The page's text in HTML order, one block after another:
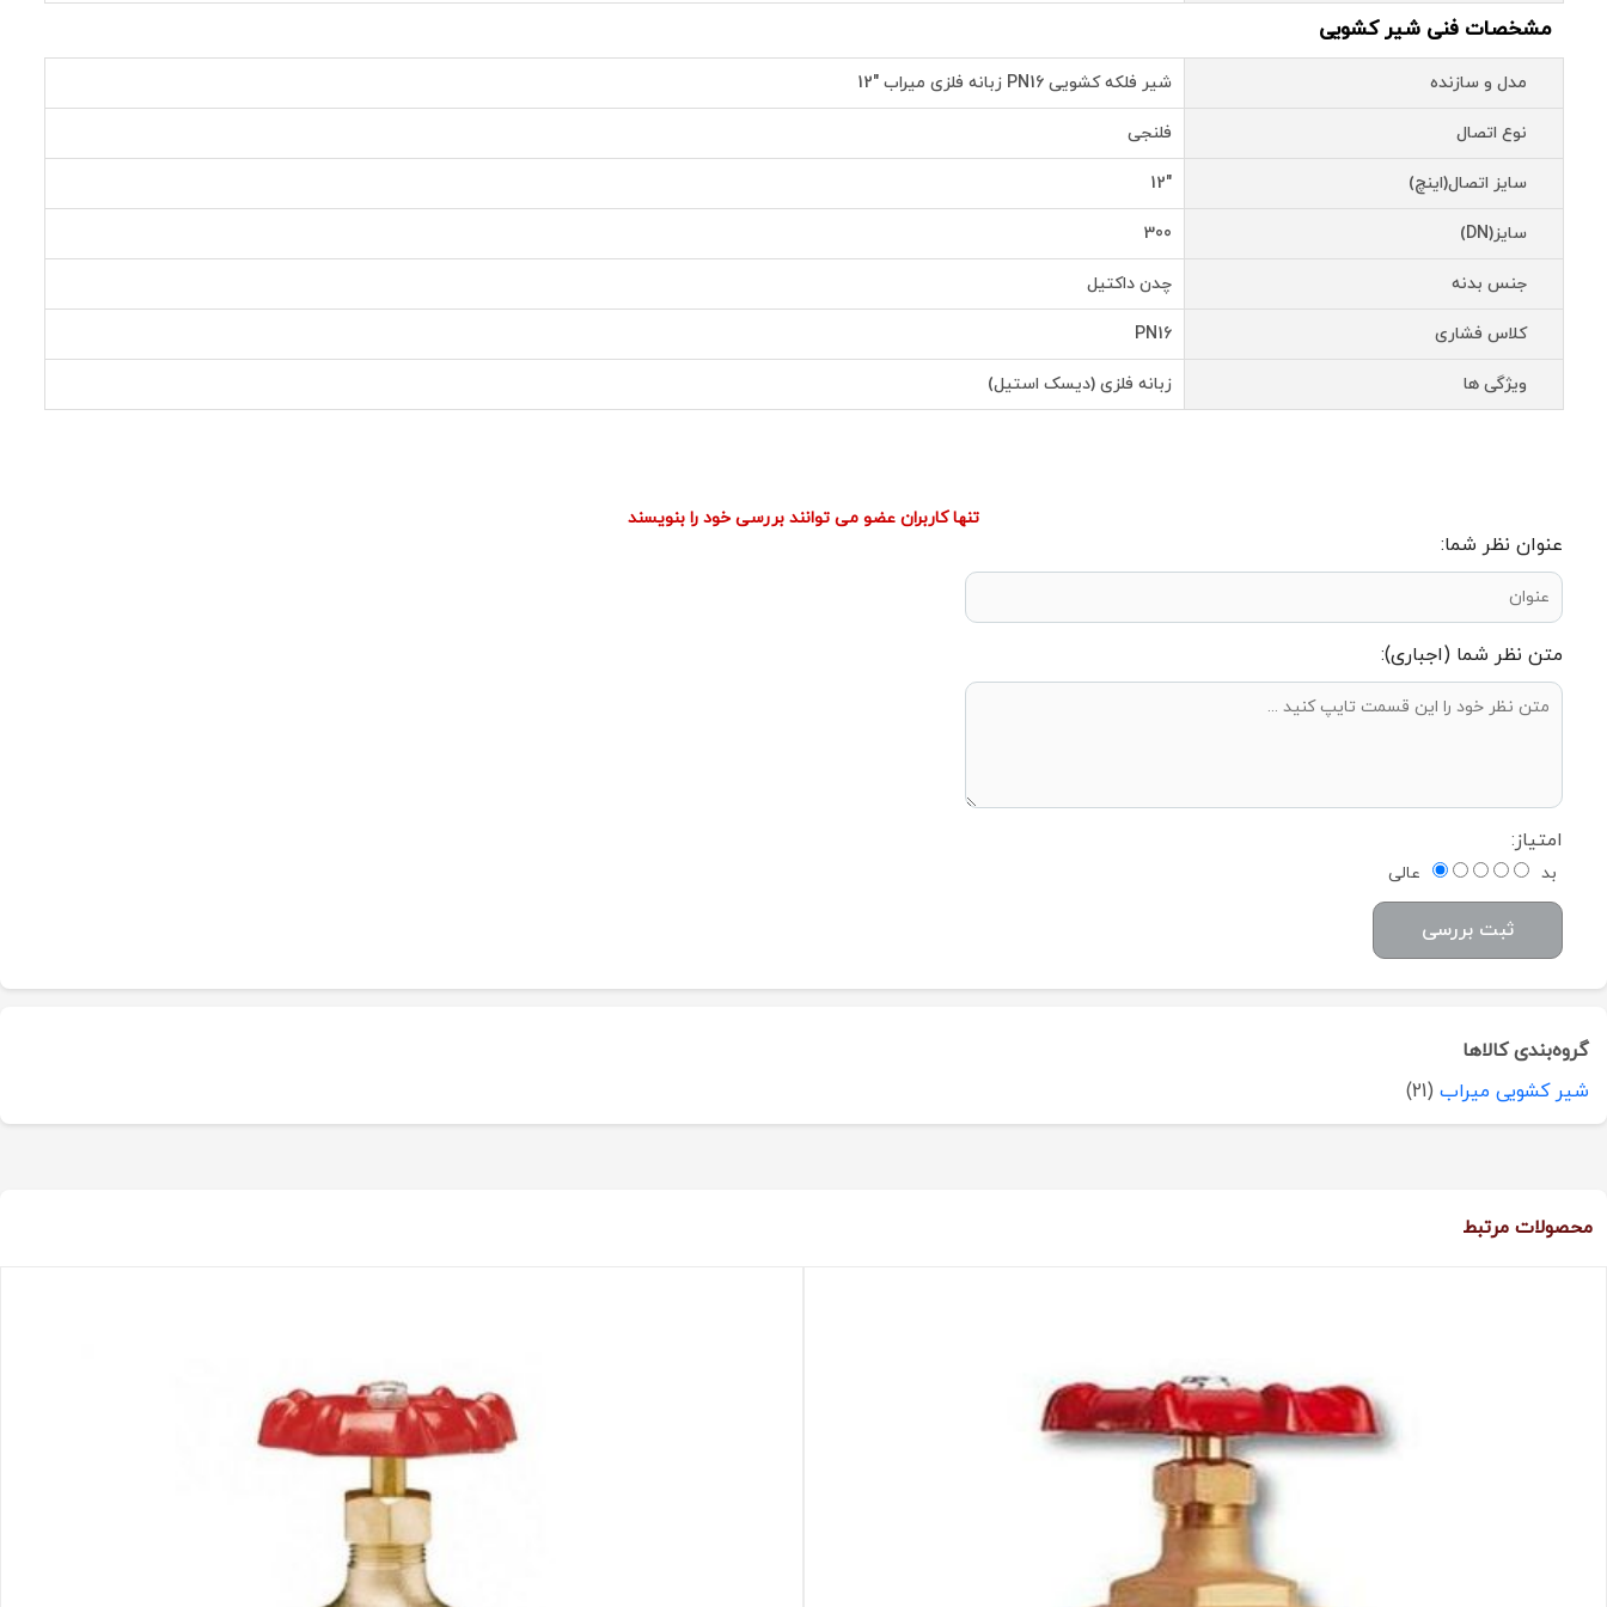
مشخصات فنی شیر کشویی
مدل و سازنده شیر فلکه کشویی PN16 زبانه فلزی میراب "12
نوع اتصال فلنجی
سایز اتصال(اینچ) "12
سایز(DN) 300
جنس بدنه چدن داکتیل
کلاس فشاری PN16
ویژگی ها زبانه فلزی (دیسک استیل)
تنها کاربران عضو می توانند بررسی خود را بنویسند
عنوان نظر شما:
متن نظر شما (اجباری):
امتیاز:
بد عالی
ثبت بررسی
گروه‌بندی کالاها
شیر کشویی میراب (21)
محصولات مرتبط